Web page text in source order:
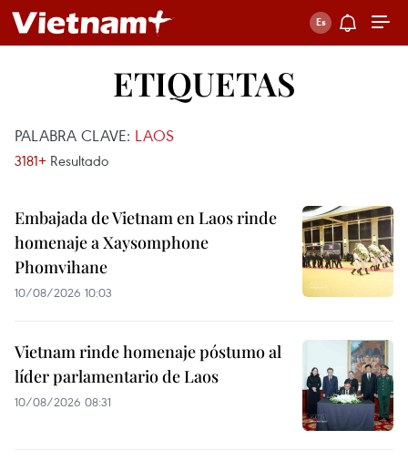
ETIQUETAS
PALABRA CLAVE: LAOS
3181+ Resultado
Embajada de Vietnam en Laos rinde
homenaje a Xaysomphone
Phomvihane
10/08/2026 10:03
Vietnam rinde homenaje póstumo al
líder parlamentario de Laos
10/08/2026 08:31